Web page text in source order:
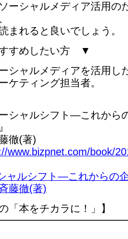
ルメディア活用のた
と良いでしょう。
めしたい方 ▼
ルメディアを活用し
ィング担当者。
ャルシフト―これから
(著)
www.bizpnet.com/book/
「本をチカラに！」】